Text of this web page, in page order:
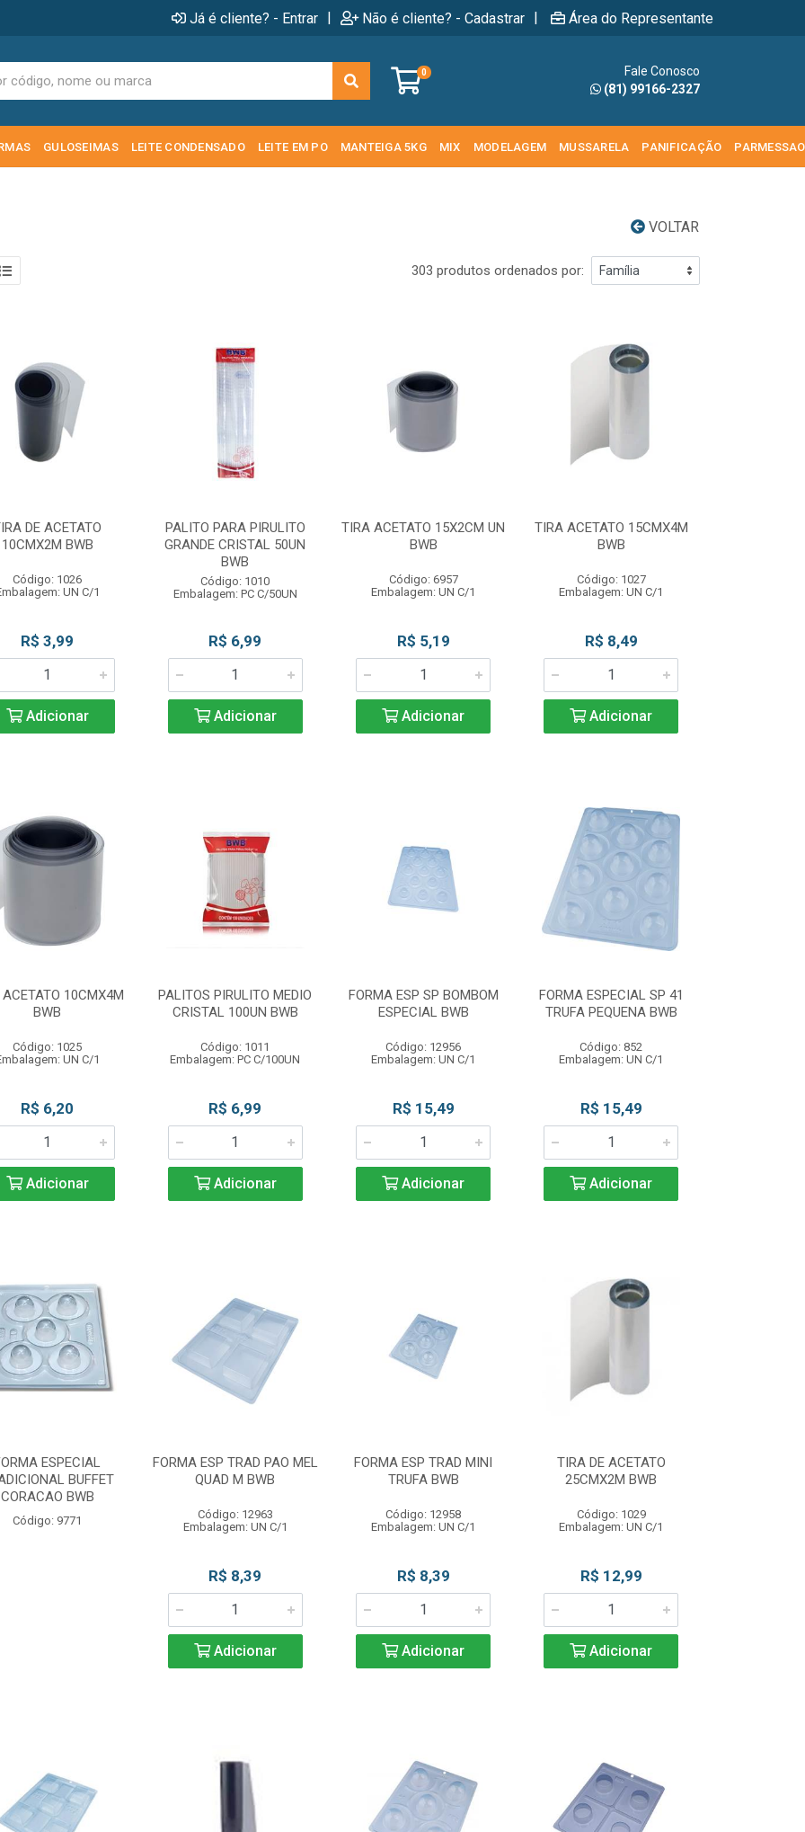
Já é cliente? - Entrar | Não é cliente? - Cadastrar | Área do Representante
0
Fale Conosco
(81) 99166-2327
GULOSEIMAS LEITE CONDENSADO LEITE EM PO MANTEIGA 5KG MIX MODELAGEM MUSSARELA PANIFICAÇÃO PARMESSAO
VOLTAR
303 produtos ordenados por:
DE ACETATO
10CMX2M BWB
Código: 1026
UN C/1
R$ 3,99
Adicionar
PALITO PARA PIRULITO
GRANDE CRISTAL 50UN
BWB
Código: 1010
Embalagem: PC C/50UN
R$ 6,99
Adicionar
TIRA ACETATO 15X2CM UN
BWB
Código: 6957
Embalagem: UN C/1
R$ 5,19
Adicionar
TIRA ACETATO 15CMX4M
BWB
Código: 1027
Embalagem: UN C/1
R$ 8,49
Adicionar
10CMX4M
BWB
Código: 1025
UN C/1
R$ 6,20
Adicionar
PALITOS PIRULITO MEDIO
CRISTAL 100UN BWB
Código: 1011
Embalagem: PC C/100UN
R$ 6,99
Adicionar
FORMA ESP SP BOMBOM
ESPECIAL BWB
Código: 12956
Embalagem: UN C/1
R$ 15,49
Adicionar
FORMA ESPECIAL SP 41
TRUFA PEQUENA BWB
Código: 852
Embalagem: UN C/1
R$ 15,49
Adicionar
ESPECIAL
BUFFET
CORACAO BWB
Código: 9771
FORMA ESP TRAD PAO MEL
QUAD M BWB
Código: 12963
Embalagem: UN C/1
R$ 8,39
Adicionar
FORMA ESP TRAD MINI
TRUFA BWB
Código: 12958
Embalagem: UN C/1
R$ 8,39
Adicionar
TIRA DE ACETATO
25CMX2M BWB
Código: 1029
Embalagem: UN C/1
R$ 12,99
Adicionar